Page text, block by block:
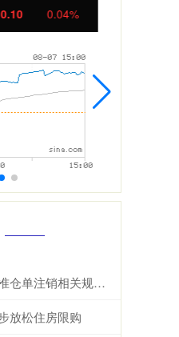
0.10 0.04%
水果优配 大商所：就调整焦炭标准仓单注销相关规定公开征求意见
放松住房限购